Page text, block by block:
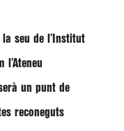
seu de l’Institut
l’Ateneu
un punt de
reconeguts